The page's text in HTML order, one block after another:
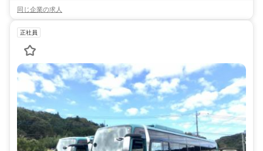
同じ企業の求人
正社員